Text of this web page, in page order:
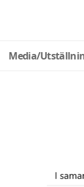
Media/